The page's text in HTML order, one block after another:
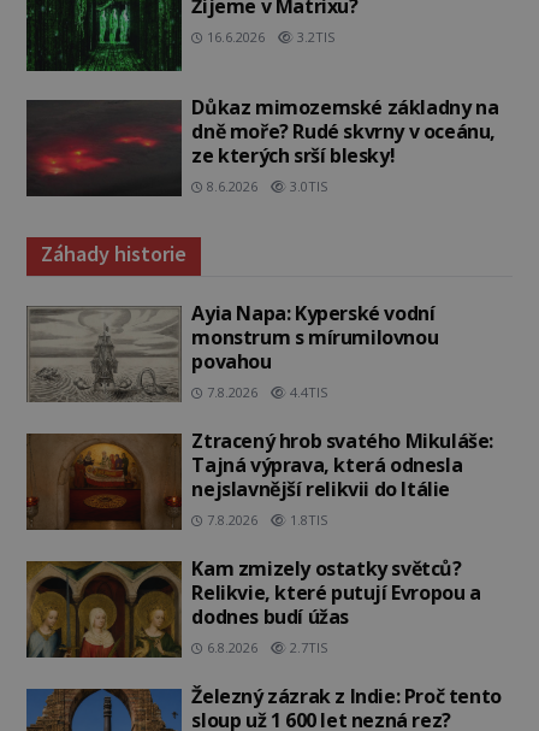
Žijeme v Matrixu?
16.6.2026 3.2TIS
Důkaz mimozemské základny na
dně moře? Rudé skvrny v oceánu,
ze kterých srší blesky!
8.6.2026 3.0TIS
Záhady historie
Ayia Napa: Kyperské vodní
monstrum s mírumilovnou
povahou
7.8.2026 4.4TIS
Ztracený hrob svatého Mikuláše:
Tajná výprava, která odnesla
nejslavnější relikvii do Itálie
7.8.2026 1.8TIS
Kam zmizely ostatky světců?
Relikvie, které putují Evropou a
dodnes budí úžas
6.8.2026 2.7TIS
Železný zázrak z Indie: Proč tento
sloup už 1 600 let nezná rez?